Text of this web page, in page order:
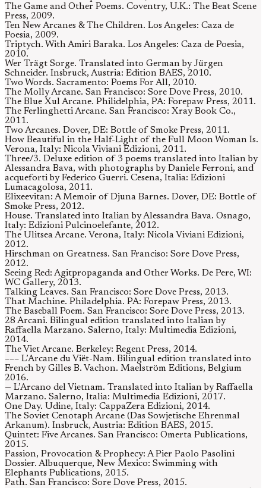
The Game and Other Poems. Coventry, U.K.: The Beat Scene
Press, 2009.
Ten New Arcanes & The Children. Los Angeles: Caza de
Poesia, 2009.
Triptych. With Amiri Baraka. Los Angeles: Caza de Poesia,
2010.
Wer Trägt Sorge. Translated into German by Jürgen
Schneider. Insbruck, Austria: Edition BAES, 2010.
Two Words. Sacramento: Poems For All, 2010.
The Molly Arcane. San Francisco: Sore Dove Press, 2010.
The Blue Xul Arcane. Philidelphia, PA: Forepaw Press, 2011.
The Ferlinghetti Arcane. San Francisco: Xray Book Co.,
2011.
Two Arcanes. Dover, DE: Bottle of Smoke Press, 2011.
How Beautiful in the Half-Light of the Full Moon Woman Is.
Verona, Italy: Nicola Viviani Edizioni, 2011.
Three/3. Deluxe edition of 3 poems translated into Italian by
Alessandra Bava, with photographs by Daniele Ferroni, and
acqueforti by Federico Guerri. Cesena, Italia: Edizioni
Lumacagolosa, 2011.
Elixeevitan: A Memoir of Djuna Barnes. Dover, DE: Bottle of
Smoke Press, 2012.
House. Translated into Italian by Alessandra Bava. Osnago,
Italy: Edizioni Pulcinoelefante, 2012.
The Ulitsea Arcane. Verona, Italy: Nicola Viviani Edizioni,
2012.
Hirschman on Greatness. San Franciso: Sore Dove Press,
2012.
Seeing Red: Agitpropaganda and Other Works. De Pere, WI:
WC Gallery, 2013.
Talking Leaves. San Francisco: Sore Dove Press, 2013.
That Machine. Philadelphia. PA: Forepaw Press, 2013.
The Baseball Poem. San Francisco: Sore Dove Press, 2013.
28 Arcani. Bilingual edition translated into Italian by
Raffaella Marzano. Salerno, Italy: Multimedia Edizioni,
2014.
The Viet Arcane. Berkeley: Regent Press, 2014.
––– L’Arcane du Viët-Nam. Bilingual edition translated into
French by Gilles B. Vachon. Maelström Editions, Belgium
2016.
— L’Arcano del Vietnam. Translated into Italian by Raffaella
Marzano. Salerno, Italia: Multimedia Edizioni, 2017.
One Day. Udine, Italy: CappaZera Edizioni, 2014.
The Soviet Cenotaph Arcane (Das Sowjetische Ehrenmal
Arkanum). Insbruck, Austria: Edition BAES, 2015.
Quintet: Five Arcanes. San Francisco: Omerta Publications,
2015.
Passion, Provocation & Prophecy: A Pier Paolo Pasolini
Dossier. Albuquerque, New Mexico: Swimming with
Elephants Publications, 2015.
Path. San Francisco: Sore Dove Press, 2015.